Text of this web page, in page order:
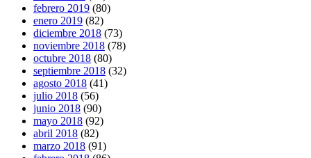
febrero 2019 (80)
enero 2019 (82)
diciembre 2018 (73)
noviembre 2018 (78)
octubre 2018 (80)
septiembre 2018 (32)
agosto 2018 (41)
julio 2018 (56)
junio 2018 (90)
mayo 2018 (92)
abril 2018 (82)
marzo 2018 (91)